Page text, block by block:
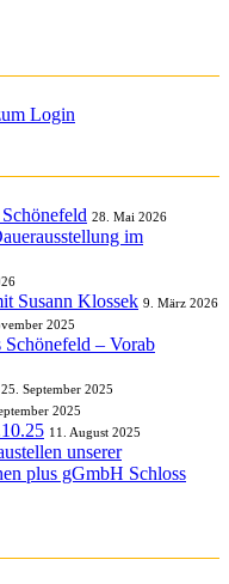
Login
28. Mai 2026
im
Susann Klossek 9. März 2026
2025
Schönefeld – Vorab
25. September 2025
2025
11. August 2025
unserer
plus gGmbH Schloss